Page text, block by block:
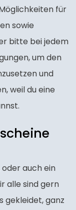
für
sowie
bitte bei jedem
um den
und
weil du eine
auch ein
alle sind gern
gekleidet, ganz